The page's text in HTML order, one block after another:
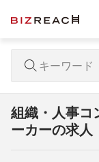
組織・人事コ
ーカーの求人